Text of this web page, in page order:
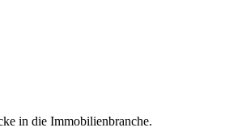
in die Immobilienbranche.